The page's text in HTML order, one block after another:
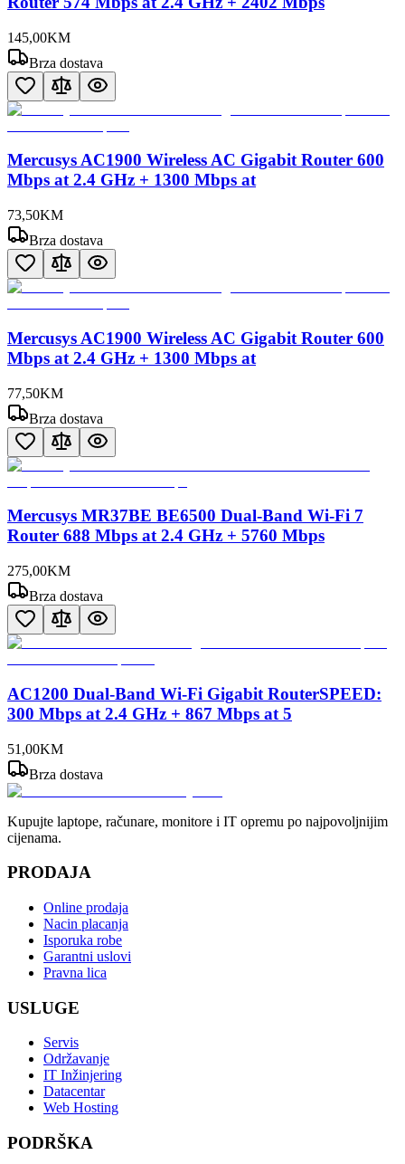
145,00KM
Brza dostava
Mercusys AC1900 Wireless AC Gigabit Router 600
Mbps at 2.4 GHz + 1300 Mbps at
73,50KM
Brza dostava
Mercusys AC1900 Wireless AC Gigabit Router 600
Mbps at 2.4 GHz + 1300 Mbps at
77,50KM
Brza dostava
Mercusys MR37BE BE6500 Dual-Band Wi-Fi 7
Router 688 Mbps at 2.4 GHz + 5760 Mbps
275,00KM
Brza dostava
AC1200 Dual-Band Wi-Fi Gigabit RouterSPEED:
300 Mbps at 2.4 GHz + 867 Mbps at 5
51 ,00KM
Brza dostava
Kupujte laptope, računare, monitore i IT opremu po najpovoljnijim
cijenama.
PRODAJA
Online prodaja
Nacin placanja
Isporuka robe
Garantni uslovi
Pravna lica
USLUGE
Servis
Održavanje
IT Inžinjering
Datacentar
Web Hosting
PODRŠKA